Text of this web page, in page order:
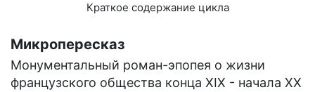
Краткое содержание цикла
Микропересказ
Монументальный роман-эпопея о жизни
французского общества конца XIX - начала XX